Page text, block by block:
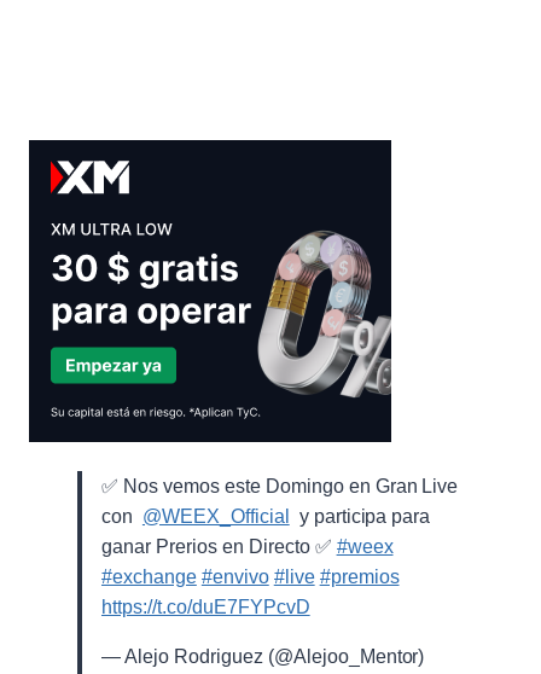
✅ Nos vemos este Domingo en Gran Live
con ⁨ @WEEX_Official
⁩ y participa para
ganar Prerios en Directo ✅ #weex
#exchange #envivo #live #premios
https://t.co/duE7FYPcvD
— Alejo Rodriguez (@Alejoo_Mentor)